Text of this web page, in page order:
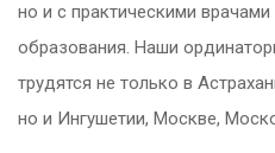
но и с практическими
образования. Наши
трудятся не только в
но и Ингушетии, Москве,